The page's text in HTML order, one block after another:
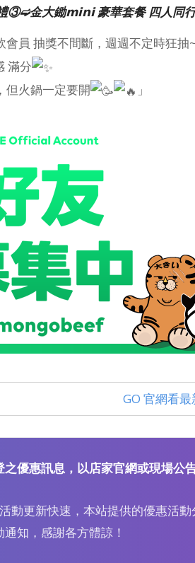
③➫金大鋤𝗺𝗶𝗻𝗶 豪華套餐 四人同
會員 抽獎不間斷，週週不定時狂抽
滿分
但火鍋一定要開
」
GO 官網看
優惠訊息，以店家官網或現場公
動更新快速，本站提供的優惠活
知，感謝各方體諒！